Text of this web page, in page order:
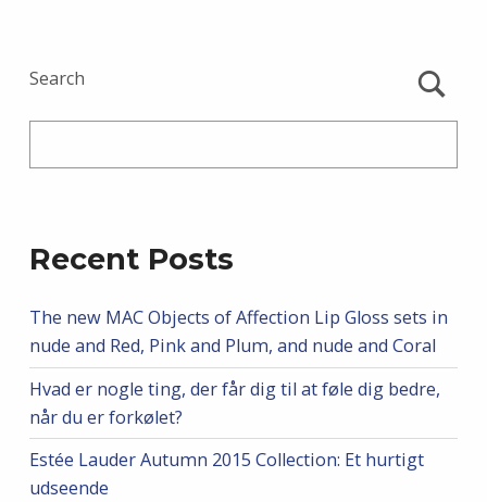
Search
Recent Posts
The new MAC Objects of Affection Lip Gloss sets in
nude and Red, Pink and Plum, and nude and Coral
Hvad er nogle ting, der får dig til at føle dig bedre,
når du er forkølet?
Estée Lauder Autumn 2015 Collection: Et hurtigt
udseende